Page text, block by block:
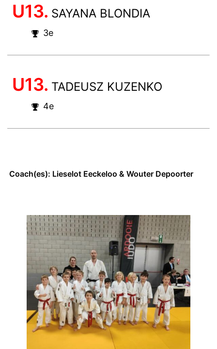
U13. SAYANA BLONDIA
3e
U13. TADEUSZ KUZENKO
4e
Coach(es): Lieselot Eeckeloo & Wouter Depoorter